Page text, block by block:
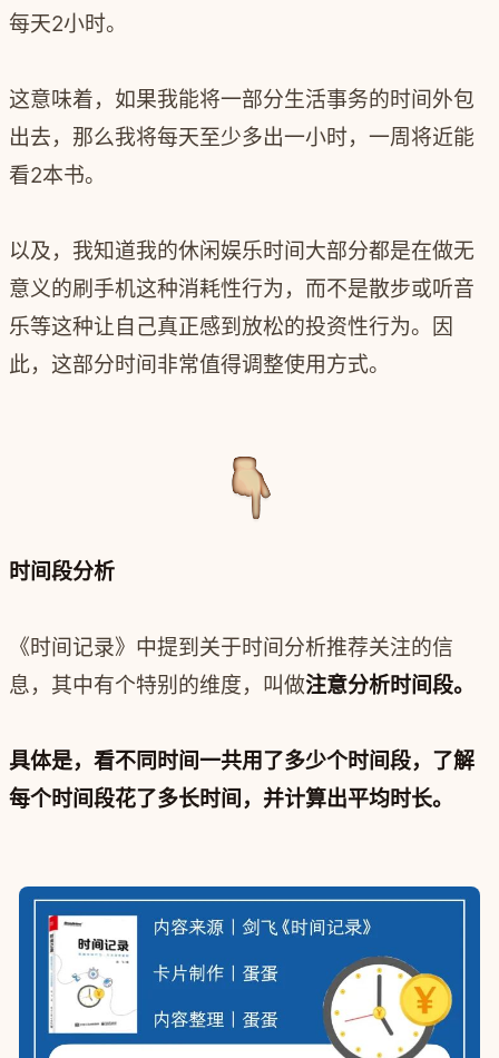
每天2小时。
这意味着，如果我能将一部分生活事务的时间外包
出去，那么我将每天至少多出一小时，一周将近能
看2本书。
以及，我知道我的休闲娱乐时间大部分都是在做无
意义的刷手机这种消耗性行为，而不是散步或听音
乐等这种让自己真正感到放松的投资性行为。因
此，这部分时间非常值得调整使用方式。
时间段分析
《时间记录》中提到关于时间分析推荐关注的信
息，其中有个特别的维度，叫做注意分析时间段。
具体是，看不同时间一共用了多少个时间段，了解
每个时间段花了多长时间，并计算出平均时长。